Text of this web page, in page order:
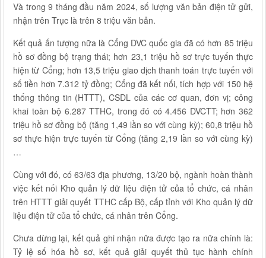
Và trong 9 tháng đầu năm 2024, số lượng văn bản điện tử gửi,
nhận trên Trục là trên 8 triệu văn bản.
Kết quả ấn tượng nữa là Cổng DVC quốc gia đã có hơn 85 triệu
hồ sơ đồng bộ trạng thái; hơn 23,1 triệu hồ sơ trực tuyến thực
hiện từ Cổng; hơn 13,5 triệu giao dịch thanh toán trực tuyến với
số tiền hơn 7.312 tỷ đồng; Cổng đã kết nối, tích hợp với 150 hệ
thống thông tin (HTTT), CSDL của các cơ quan, đơn vị; công
khai toàn bộ 6.287 TTHC, trong đó có 4.456 DVCTT; hơn 362
triệu hồ sơ đồng bộ (tăng 1,49 lần so với cùng kỳ); 60,8 triệu hồ
sơ thực hiện trực tuyến từ Cổng (tăng 2,19 lần so với cùng kỳ)
…
Cùng với đó, có 63/63 địa phương, 13/20 bộ, ngành hoàn thành
việc kết nối Kho quản lý dữ liệu điện tử của tổ chức, cá nhân
trên HTTT giải quyết TTHC cấp Bộ, cấp tỉnh với Kho quản lý dữ
liệu điện tử của tổ chức, cá nhân trên Cổng.
Chưa dừng lại, kết quả ghi nhận nữa được tạo ra nữa chính là:
Tỷ lệ số hóa hồ sơ, kết quả giải quyết thủ tục hành chính